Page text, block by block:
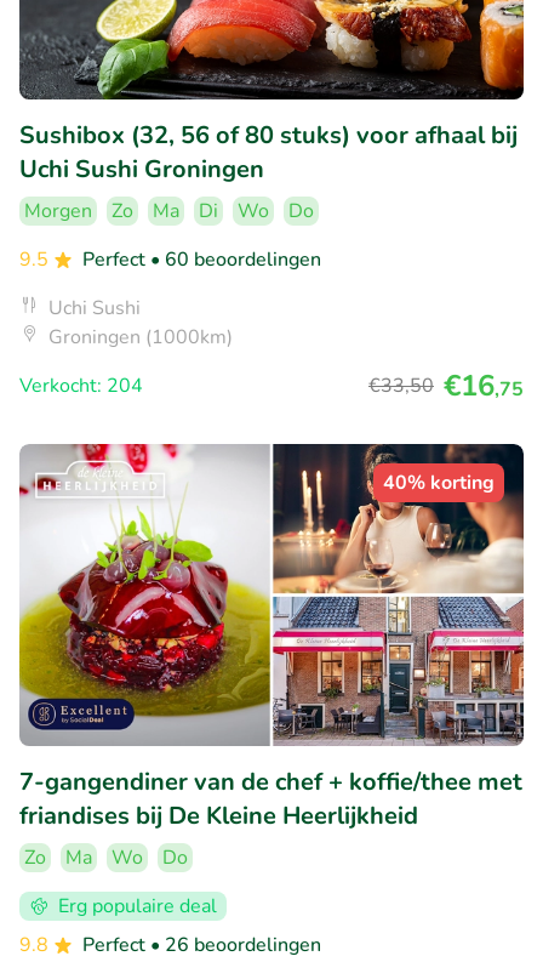
Sushibox (32, 56 of 80 stuks) voor afhaal bij
Uchi Sushi Groningen
Morgen Zo Ma Di Wo
Do
9.5
Perfect • 60 beoordelingen
Uchi Sushi
Groningen (1000km)
Verkocht: 204
€33,50 €16,75
40% korting
7-gangendiner van de chef + koffie/thee met
friandises bij De Kleine Heerlijkheid
Zo Ma Wo
Do
Erg populaire deal
9.8
Perfect • 26 beoordelingen